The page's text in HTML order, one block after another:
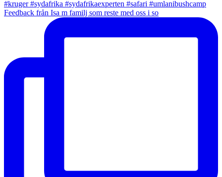
Feedback från Isa m familj som reste med oss i so